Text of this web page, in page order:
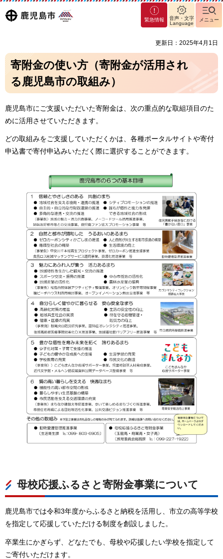
鹿児島
マグ
マシ
緊急情報
音声・文字
Language
メニュー
更新日：2025年4月1日
寄附金の使い方（寄附金が活用され
る鹿児島市の取組み）
鹿児島市にご支援いただいた寄附金は、次の重点的な取組項目のた
めに活用させていただきます。
どの取組みをご支援していただくかは、各種ポータルサイトや寄付
申込書で寄付申込みいただく際に選択することができます。
母校応援ふるさと寄附金事業について
鹿児島市では令和3年度からふるさと納税を活用し、市立の高等学校
を指定して応援していただける制度を創設しました。
卒業生にかぎらず、どなたでも、母校や応援したい学校を指定して
ご寄付いただけます。